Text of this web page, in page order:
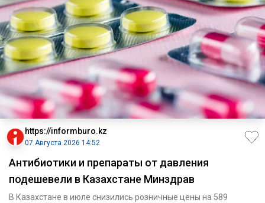
https://informburo.kz
07 Августа 2026 14:52
Антибиотики и препараты от давления
подешевели в Казахстане Минздрав
В Казахстане в июле снизились розничные цены на 589